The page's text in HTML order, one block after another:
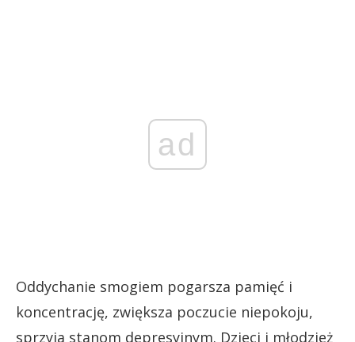
ad
Oddychanie smogiem pogarsza pamięć i
koncentrację, zwiększa poczucie niepokoju,
sprzyja stanom depresyjnym. Dzieci i młodzież